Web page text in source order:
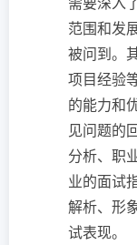
范围和发
被问到。
项目经验
的能力和
见问题的
分析、职
业的面试
解析、形
试表现。